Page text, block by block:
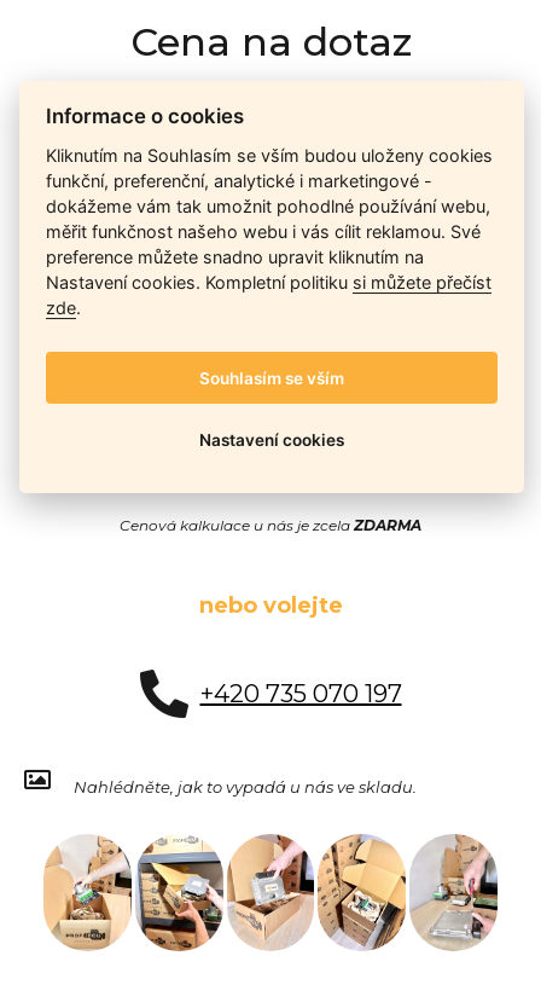
Cena na dotaz
Ceny závisí na množství kusů skladem, dostupnosti náhrad,
výkonnosti a atypičnosti daného modelu. Pokusíme se
nabídnoutaktuálněnejlepší cenu , a Vy si vyberete, co je pro
Vás nejvýhodnější.
Telefon / Email
Cenová kalkulace u nás je zcelaZDARMA
nebo volejte
+420 735 070 197
Nahlédněte, jak to vypadá u nás ve skladu.
Informace o cookies
Kliknutím na Souhlasím se vším budou uloženy cookies
funkční, preferenční, analytické i marketingové -
dokážeme vám tak umožnit pohodlné používání webu,
měřit funkčnost našeho webu i vás cílit reklamou. Své
preference můžete snadno upravit kliknutím na
Nastavení cookies. Kompletní politiku si můžete přečíst
zde.
Souhlasím se vším
Nastavení cookies